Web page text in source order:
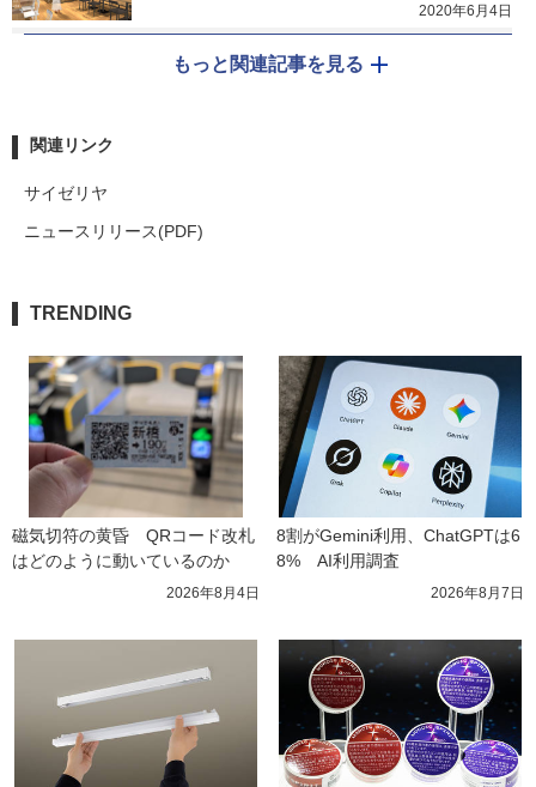
2020年6月4日
もっと関連記事を見る
関連リンク
サイゼリヤ
ニュースリリース(PDF)
TRENDING
磁気切符の黄昏　QRコード改札
はどのように動いているのか
2026年8月4日
8割がGemini利用、ChatGPTは6
8%　AI利用調査
2026年8月7日